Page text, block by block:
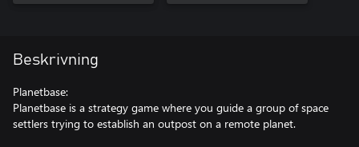
Beskrivning
Planetbase:
Planetbase is a strategy game where you guide a group of space
settlers trying to establish an outpost on a remote planet.